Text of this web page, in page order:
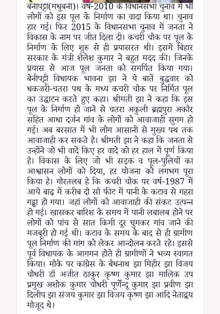
बेनीपट्टी(मधुबनी)। वर्ष-2010 के विधानसभा चुनाव में भी
लोगों को इस पूल के निर्माण का वादा किया था। चुनाव
हार गई। फिर 2015 के विधानसभा चुनाव में जनता ने
विकास के नाम पर जीत दिला दी। कचरी चौक पर पूल के
निर्माण के लिए शुरु से ही प्रयासरत थी। इसमें बिहार
सरकार के मंत्री शैलेश कुमार ने बहुत मदद की। जिनके
प्रयास से आज पूल जनता को समर्पित किया गया।
बेनीपट्टी विधायक भावना झा ने ये बातें बुद्धवार को
धकजरी-चतरा पथ के मध्य कचरी चौक पर निर्मित पूल
का उद्घाटन करते हुए कहा। श्रीमती झा ने कहा कि इस
पूल के निर्माण हो जाने से चतरा अकुली ब्रह्मपुरा अकौर
सहित आधा दर्जन गांव के लोगों को आवाजाही सुगम हो
गई। अब बरसात में भी लोग आसानी से मुख्य पथ तक
आवाजाही कर सकते है। श्रीमती झा ने कहा कि जनता से
उन्होंने जो भी वादें किए हर वादे को हर हाल में पूर्ण किया
है। विकास के लिए जो भी सड़क व पूल-पुलियों का
आश्वासन लोगों को दिया, हर योजना को लगभग पूरा
किया है। गौरतलब है कि कचरी चौक पर वर्ष-1987 में
आये बाढ़ में करीब दौ सौ फीट में पानी के कटाव से गहरा
गड्ढा हो गया। जहां लोगों को आवाजाही की संकट उत्पन्न
हो गई। खासकर बारिश के समय में पानी लबालब होने पर
लोगों को पांच से सात किमी दूर घुमकर गांव जाने की
मजबूरी हो गई थी। कटाव के समय के बाद से ही ग्रामीण
पूल निर्माण की मांग को लेकर आन्दोलन करते रहे। इससे
पूर्व विधायक के आगमन होते ही ग्रामीणों ने भव्य स्वागत
किया। मौके पर कांग्रेस के बैधनाथ झा मिहीर झा विजय
चौधरी डॉ अजीत ठाकुर कृष्ण कुमार झा मालिक उप
प्रमुख अशोक कुमार चौधरी पूर्णेंन्दू कुमार झा प्रवीण झा
दिलीप झा संजय कुमार झा विजय कृष्ण झा आदि नेताद्वय
मौजूद थे।